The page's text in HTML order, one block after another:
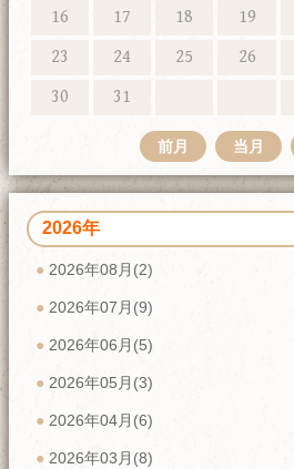
16
17 18 19
23
24 25 26
30
31
前月 当月
2026年
2026年08月(2)
2026年07月(9)
2026年06月(5)
2026年05月(3)
2026年04月(6)
2026年03月(8)